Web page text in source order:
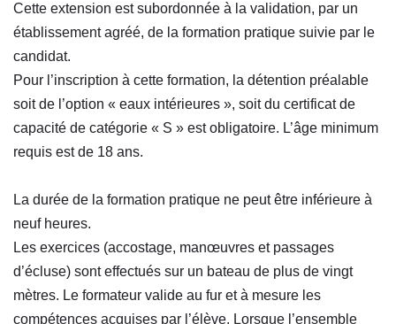
Cette extension est subordonnée à la validation, par un
établissement agréé, de la formation pratique suivie par le
candidat.
Pour l’inscription à cette formation, la détention préalable
soit de l’option « eaux intérieures », soit du certificat de
capacité de catégorie « S » est obligatoire. L’âge minimum
requis est de 18 ans.
La durée de la formation pratique ne peut être inférieure à
neuf heures.
Les exercices (accostage, manœuvres et passages
d’écluse) sont effectués sur un bateau de plus de vingt
mètres. Le formateur valide au fur et à mesure les
compétences acquises par l’élève. Lorsque l’ensemble